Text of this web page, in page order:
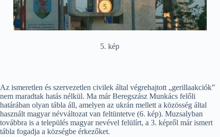
5. kép
Az ismeretlen és szervezetlen civilek által végrehajtott „gerillaakciók”
nem maradtak hatás nélkül. Ma már Beregszász Munkács felőli
határában olyan tábla áll, amelyen az ukrán mellett a közösség által
használt magyar névváltozat van feltüntetve (6. kép). Muzsalyban
továbbra is a település magyar nevével felülírt, a 3. képről már ismert
tábla fogadja a községbe érkezőket.